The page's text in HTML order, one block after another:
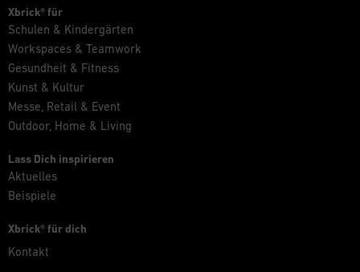
Xbrick® für
Schulen & Kindergärten
Workspaces & Teamwork
Gesundheit & Fitness
Kunst & Kultur
Messe, Retail & Event
Outdoor, Home & Living
Lass Dich inspirieren
Aktuelles
Beispiele
Xbrick® für dich
Kontakt